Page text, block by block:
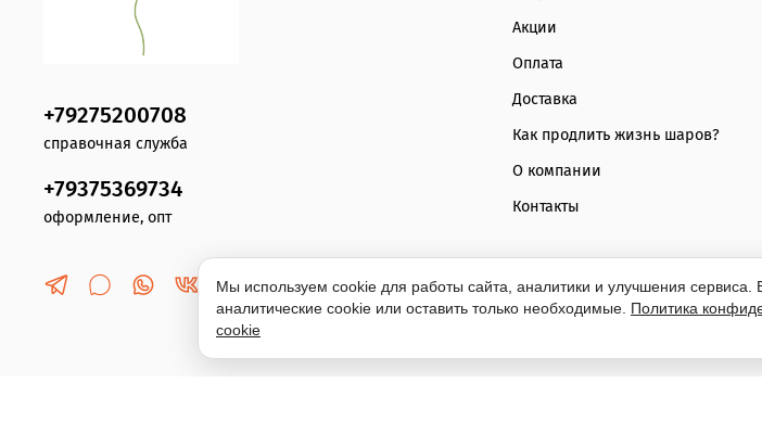
Акции
Оплата
Доставка
Как продлить жизнь шаров?
О компании
Контакты
+79275200708
справочная служба
+79375369734
оформление, опт
Мы используем cookie для работы сайта, аналитики и улучшения сервиса.
аналитические cookie или оставить только необходимые. Политика
cookie